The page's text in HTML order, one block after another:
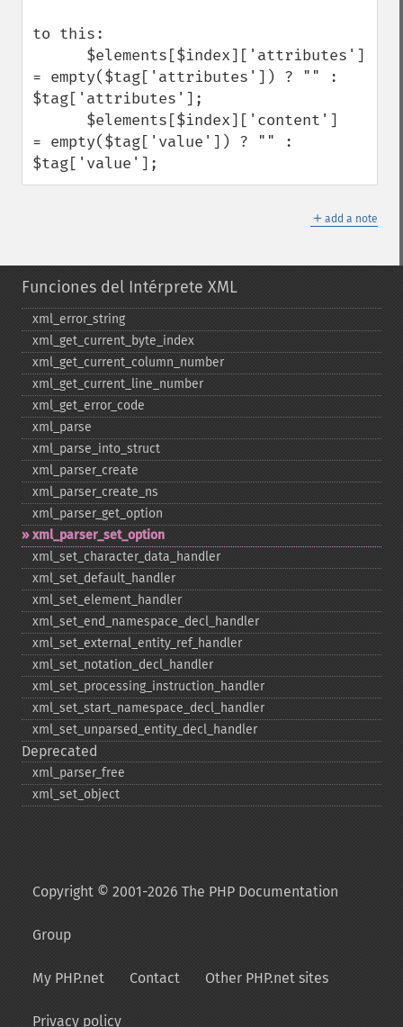
to this:
= empty($tag['attributes']) ? "" :
$tag['attributes'];
= empty($tag['value']) ? "" :
$tag['value'];
＋ add a note
Funciones del Intérprete XML
xml_​error_​string
xml_​get_​current_​byte_​index
xml_​get_​current_​column_​number
xml_​get_​current_​line_​number
xml_​get_​error_​code
xml_​parse
xml_​parse_​into_​struct
xml_​parser_​create
xml_​parser_​create_​ns
xml_​parser_​get_​option
xml_​parser_​set_​option
xml_​set_​character_​data_​handler
xml_​set_​default_​handler
xml_​set_​element_​handler
xml_​set_​end_​namespace_​decl_​handler
xml_​set_​external_​entity_​ref_​handler
xml_​set_​notation_​decl_​handler
xml_​set_​processing_​instruction_​handler
xml_​set_​start_​namespace_​decl_​handler
xml_​set_​unparsed_​entity_​decl_​handler
Deprecated
xml_​parser_​free
xml_​set_​object
Copyright © 2001-2026 The PHP Documentation
Group
My PHP.net Contact Other PHP.net sites
Privacy policy